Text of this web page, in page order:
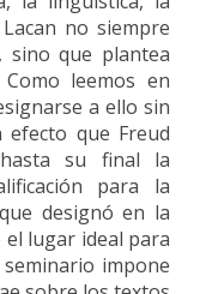
no siempre
sino que plantea
leemos en
a ello sin
efecto que Freud
su final la
para la
designó en la
el lugar ideal para
impone